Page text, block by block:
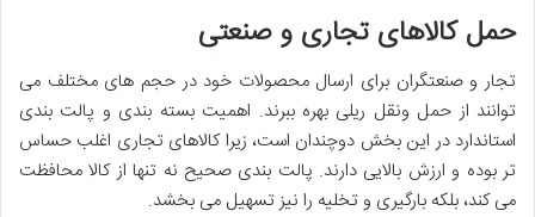
حمل کالاهای تجاری و صنعتی
تجار و صنعتگران برای ارسال محصولات خود در حجم های مختلف می
توانند از حمل ونقل ریلی بهره ببرند. اهمیت بسته بندی و پالت بندی
استاندارد در این بخش دوچندان است، زیرا کالاهای تجاری اغلب حساس
تر بوده و ارزش بالایی دارند. پالت بندی صحیح نه تنها از کالا محافظت
می کند، بلکه بارگیری و تخلیه را نیز تسهیل می بخشد.